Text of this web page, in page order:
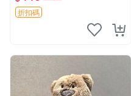
折扣碼